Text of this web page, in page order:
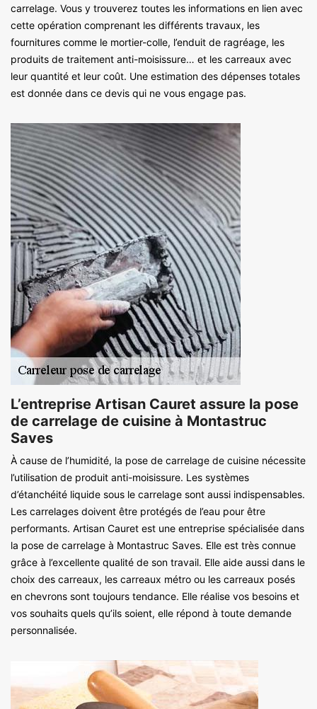
carrelage. Vous y trouverez toutes les informations en lien avec
cette opération comprenant les différents travaux, les
fournitures comme le mortier-colle, l’enduit de ragréage, les
produits de traitement anti-moisissure… et les carreaux avec
leur quantité et leur coût. Une estimation des dépenses totales
est donnée dans ce devis qui ne vous engage pas.
L’entreprise Artisan Cauret assure la pose
de carrelage de cuisine à Montastruc
Saves
À cause de l’humidité, la pose de carrelage de cuisine nécessite
l’utilisation de produit anti-moisissure. Les systèmes
d’étanchéité liquide sous le carrelage sont aussi indispensables.
Les carrelages doivent être protégés de l’eau pour être
performants. Artisan Cauret est une entreprise spécialisée dans
la pose de carrelage à Montastruc Saves. Elle est très connue
grâce à l’excellente qualité de son travail. Elle aide aussi dans le
choix des carreaux, les carreaux métro ou les carreaux posés
en chevrons sont toujours tendance. Elle réalise vos besoins et
vos souhaits quels qu’ils soient, elle répond à toute demande
personnalisée.